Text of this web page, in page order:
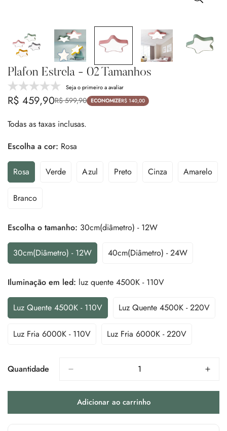
Plafon Estrela - 02 Tamanhos
Seja o primeiro a avaliar
Preço
venda
R$ 459,90
Preço
R$ 599,90 ECONOMIZER$ 140,00
Todas as taxas inclusas.
Escolha a cor: Rosa
RosaVariante
Esgotada
Ou
VerdeVarianteAzulVariantePretoVarianteCinzaVarianteAmarelo
Variante
Branco
Variante
Ou
Indisponível
Escolha o tamanho: 30cm(diâmetro) - 12W
30cm(diâmetro) - 12W
Variante
Esgotada
Indisponível
40cm(diâmetro) - 24W
Variante
Ou
Indisponível
Iluminação em led: luz quente 4500K - 110V
Luz Quente 4500K - 110V
Variante
Esgotada
Ou
Luz Quente 4500K - 220V
Variante
Ou
Luz Fria 6000K - 110V
Variante
Indisponível
Luz Fria 6000K - 220V
Variante
Quantidade
Adicionar ao carrinho